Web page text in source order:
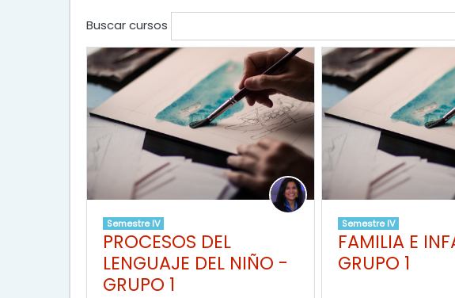
Buscar cursos
Semestre IV
PROCESOS DEL
LENGUAJE DEL NIÑO -
GRUPO 1
Semestre IV
FAMILIA E
GRUPO 1